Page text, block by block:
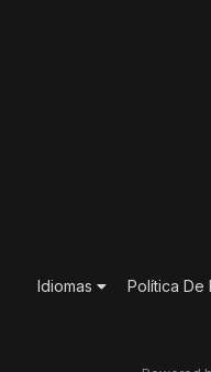
Idiomas Política De